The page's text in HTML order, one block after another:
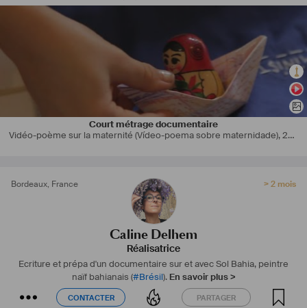
Court métrage documentaire
Vidéo-poème sur la maternité (Vídeo-poema sobre maternidade),2020
Bordeaux, France > 2 mois
Caline Delhem
Réalisatrice
Ecriture et prépa d'un documentaire sur et avec Sol Bahia, peintre
naïf bahianais (#Brésil). En savoir plus >
Diplômée en 2001 / DNSEP (5 ans)
Deug Philosophie Bordeaux III
﻿Formatrice en F.L.E.
CONTACTER PARTAGER
CONTACTER PARTAGER